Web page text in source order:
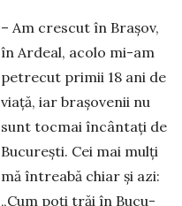
– Am crescut în Brașov,
în Ardeal, acolo mi-am
petrecut primii 18 ani de
viață, iar brașovenii nu
sunt tocmai încântați de
București. Cei mai mulți
mă întreabă chiar și azi:
„Cum poți trăi în Bucu­